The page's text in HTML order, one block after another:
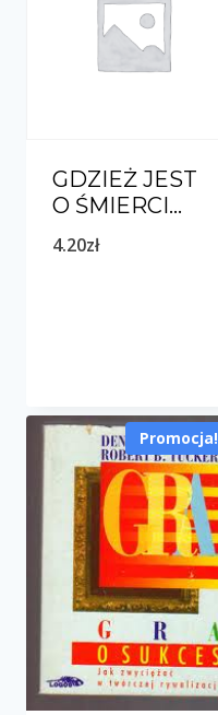
GDZIEŻ JEST
O ŚMIERCI…
4.20zł
Promocja!